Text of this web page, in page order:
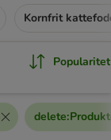
Kornfrit
Popularitet
delete: